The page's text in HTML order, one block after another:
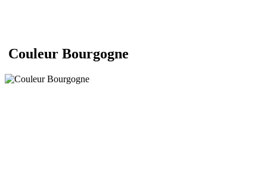
Couleur Bourgogne